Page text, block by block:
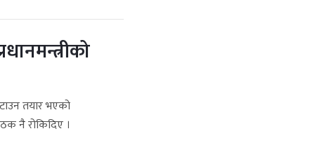
तयार भएको
नै रोकिदिए ।